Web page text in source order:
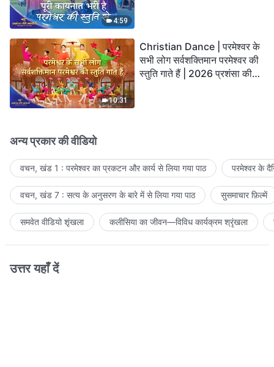
4:59
10:31
Christian Dance | परमेश्वर के
सभी लोग सर्वशक्तिमान परमेश्वर की
स्तुति गाते हैं | 2026 प्रशंसा की
अन्य प्रकार की वीडियो
वचन, खंड 1 : परमेश्वर का प्रकटन और कार्य से लिया गया पाठ परमेश्वर के
वचन, खंड 7 : सत्य के अनुसरण के बारे में से लिया गया पाठ सुसमाचार फ़िल्में
समवेत वीडियो शृंखला कलीसिया का जीवन—विविध कार्यक्रम श्रृंखला
उत्तर यहाँ दें